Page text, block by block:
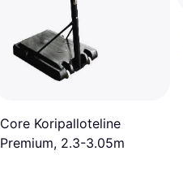
Core Koripalloteline
Premium, 2.3-3.05m